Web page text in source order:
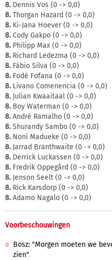
8.Dennis Vos (0 -> 0,0)
8.Thorgan Hazard (0 -> 0,0)
8.Ki-Jana Hoever (0 -> 0,0)
8.Cody Gakpo (0 -> 0,0)
8.Philipp Max (0 -> 0,0)
8.Richard Ledezma (0 -> 0,0)
8.Fábio Silva (0 -> 0,0)
8.Fodé Fofana (0 -> 0,0)
8.Livano Comenencia (0 -> 0,0)
8.Julian Kwaaitaal (0 -> 0,0)
8.Boy Waterman (0 -> 0,0)
8.André Ramalho (0 -> 0,0)
8.Shurandy Sambo (0 -> 0,0)
8.Noni Madueke (0 -> 0,0)
8.Jarrad Branthwaite (0 -> 0,0)
8.Derrick Luckassen (0 -> 0,0)
8.Fredrik Oppegård (0 -> 0,0)
8.Jenson Seelt (0 -> 0,0)
8.Rick Karsdorp (0 -> 0,0)
8.Adamo Nagalo (0 -> 0,0)
Voorbeschouwingen
Bosz: "Morgen moeten we
zien"